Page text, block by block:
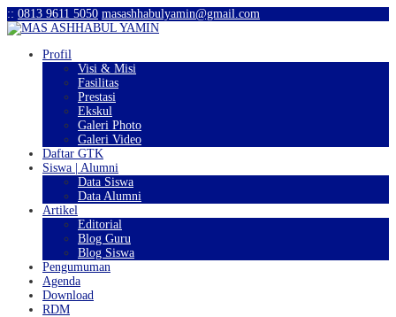
:: 0813 9611 5050 masashhabulyamin@gmail.com
Profil
Visi & Misi
Fasilitas
Prestasi
Ekskul
Galeri Photo
Galeri Video
Daftar GTK
Siswa | Alumni
Data Siswa
Data Alumni
Artikel
Editorial
Blog Guru
Blog Siswa
Pengumuman
Agenda
Download
RDM